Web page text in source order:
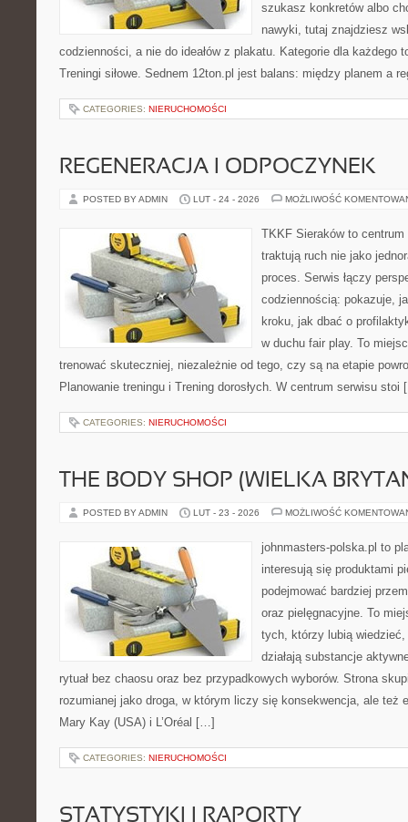
szukasz konkretów albo
nawyki, tutaj znajdziesz
codzienności, a nie do ideałów z plakatu. Kategorie dla każdego
Treningi siłowe. Sednem 12ton.pl jest balans: między planem a
CATEGORIES: NIERUCHOMOŚCI
REGENERACJA I ODPOCZYNEK
POSTED BY ADMIN LUT - 24 - 2026 MOŻLIWOŚĆ
TKKF Sieraków to
traktują ruch nie jako
proces. Serwis łączy
codziennością: pokazuje,
kroku, jak dbać o
w duchu fair play. To
trenować skuteczniej, niezależnie od tego, czy są na etapie
Planowanie treningu i Trening dorosłych. W centrum serwisu
CATEGORIES: NIERUCHOMOŚCI
THE BODY SHOP (WIELKA
POSTED BY ADMIN LUT - 23 - 2026 MOŻLIWOŚĆ
johnmasters-polska.pl to
interesują się produktami
podejmować bardziej
oraz pielęgnacyjne. To
tych, którzy lubią wiedzieć,
działają substancje
rytuał bez chaosu oraz bez przypadkowych wyborów. Strona
rozumianej jako droga, w którym liczy się konsekwencja, ale też
Mary Kay (USA) i L’Oréal […]
CATEGORIES: NIERUCHOMOŚCI
STATYSTYKI I RAPORTY